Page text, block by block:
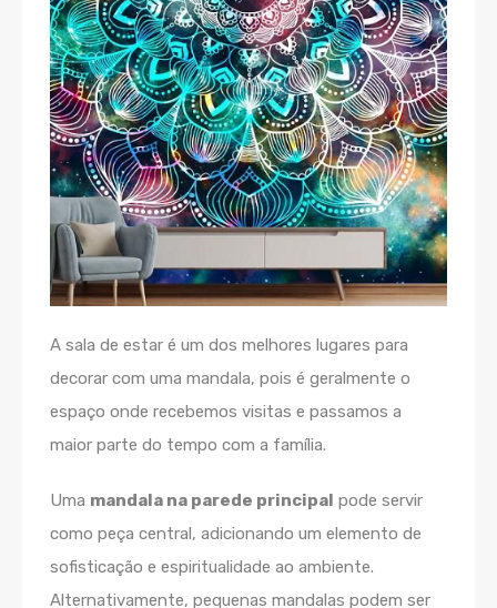
A sala de estar é um dos melhores lugares para
decorar com uma mandala, pois é geralmente o
espaço onde recebemos visitas e passamos a
maior parte do tempo com a família.
Uma mandala na parede principal pode servir
como peça central, adicionando um elemento de
sofisticação e espiritualidade ao ambiente.
Alternativamente, pequenas mandalas podem ser